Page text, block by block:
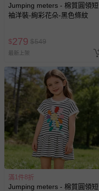
Jumping meters - 棉質圓領短
袖洋裝-絢彩花朵-黑色條紋
$279 $549
最新上架
滿1件8折
Jumping meters - 棉質圓領短